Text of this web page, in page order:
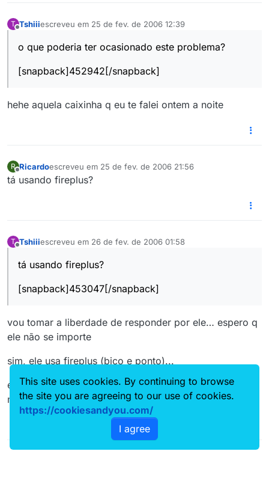
T Tshiiiescreveu em 25 de fev. de 2006 12:39
última edição por
o que poderia ter ocasionado este problema?
[snapback]452942[/snapback]
hehe aquela caixinha q eu te falei ontem a noite
R Ricardoescreveu em 25 de fev. de 2006 21:56
última edição por
tá usando fireplus?
T Tshiiiescreveu em 26 de fev. de 2006 01:58
última edição por
tá usando fireplus?
[snapback]453047[/snapback]
vou tomar a liberdade de responder por ele… espero q
ele não se importe
sim, ele usa fireplus (bico e ponto)...
e já usou tbm a caixinha magica de ignição do cm...
mas agora ta sem ela...
This site uses cookies. By continuing to browse
the site you are agreeing to our use of cookies.
https://cookiesandyou.com/
I agree